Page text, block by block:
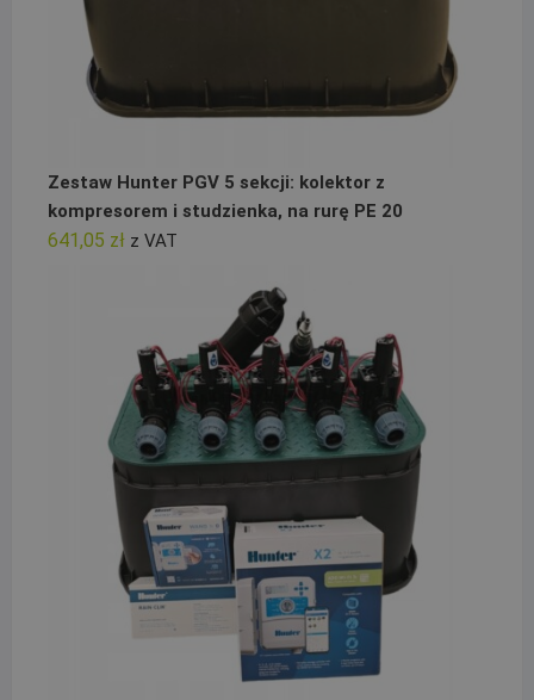
Zestaw Hunter PGV 5 sekcji: kolektor z
kompresorem i studzienka, na rurę PE 20
641,05 zł z VAT